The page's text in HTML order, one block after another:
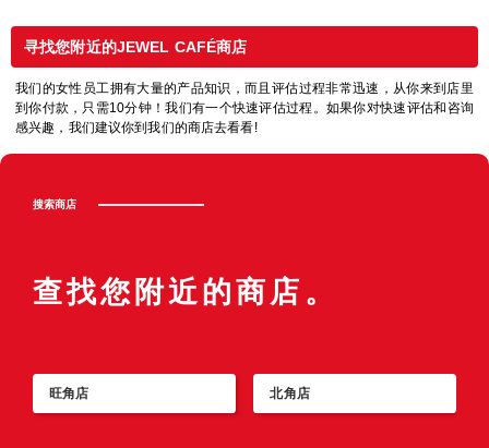
寻找您附近的JEWEL CAFÉ商店
我们的女性员工拥有大量的产品知识，而且评估过程非常迅速，从你来到店里
到你付款，只需10分钟！我们有一个快速评估过程。如果你对快速评估和咨询
感兴趣，我们建议你到我们的商店去看看!
搜索商店
查找您附近的商店。
旺角店 北角店